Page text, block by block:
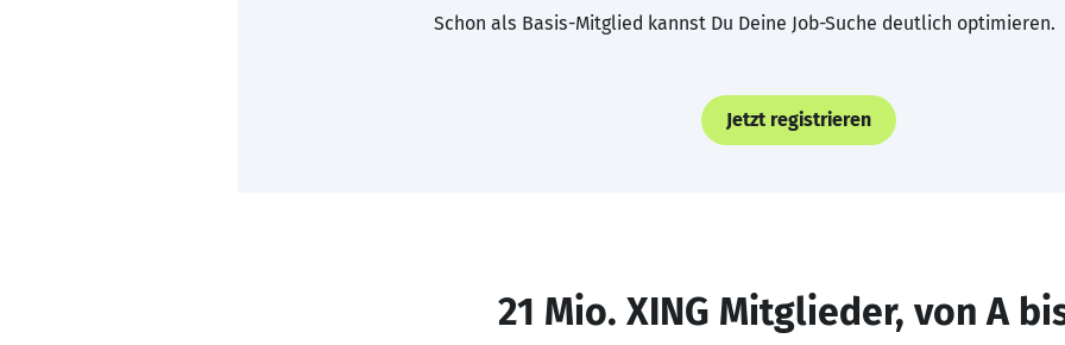
Schon als Basis-Mitglied kannst Du Deine Job-Suche deutlich optimieren.
Jetzt registrieren
21 Mio. XING Mitglieder, von A